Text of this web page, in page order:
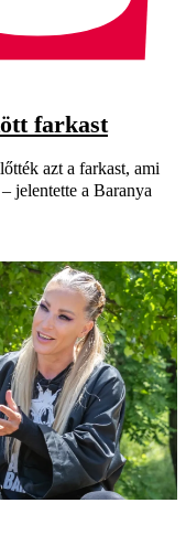
farkast
azt a farkast, ami
jelentette a Baranya